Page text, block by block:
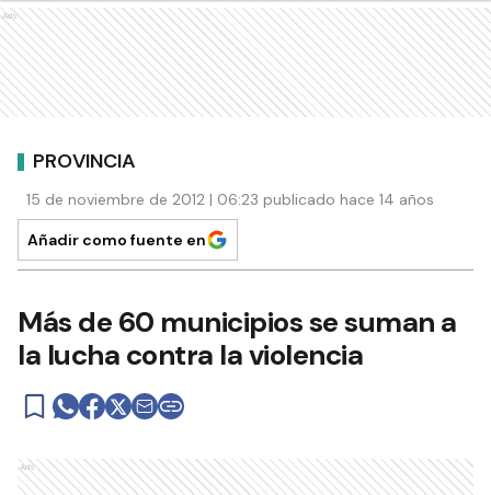
Ads
PROVINCIA
15 de noviembre de 2012 | 06:23 publicado hace 14 años
Añadir como fuente en
Más de 60 municipios se suman a
la lucha contra la violencia
Ads